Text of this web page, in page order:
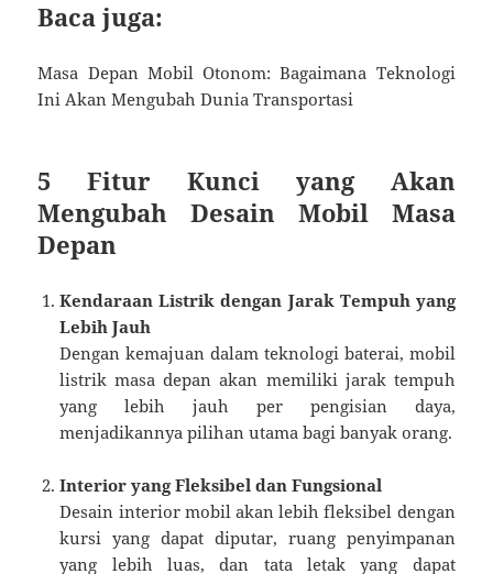
Baca juga:
Masa Depan Mobil Otonom: Bagaimana Teknologi
Ini Akan Mengubah Dunia Transportasi
5 Fitur Kunci yang Akan
Mengubah Desain Mobil Masa
Depan
Kendaraan Listrik dengan Jarak Tempuh yang
Lebih Jauh
Dengan kemajuan dalam teknologi baterai, mobil
listrik masa depan akan memiliki jarak tempuh
yang lebih jauh per pengisian daya,
menjadikannya pilihan utama bagi banyak orang.
Interior yang Fleksibel dan Fungsional
Desain interior mobil akan lebih fleksibel dengan
kursi yang dapat diputar, ruang penyimpanan
yang lebih luas, dan tata letak yang dapat